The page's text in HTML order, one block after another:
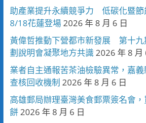
助產業提升永續競爭力 低碳化暨節
8/18花蓮登場2026 年 8 月 6 日
黃偉哲推動下營都市新發展 第十九
劃說明會凝聚地方共識2026 年 8 月
業者自主通報苦茶油檢驗異常，嘉
查核回收機制 2026 年 8 月 6 日
高雄郵局辦理臺灣美食郵票簽名會
餅2026 年 8 月 6 日